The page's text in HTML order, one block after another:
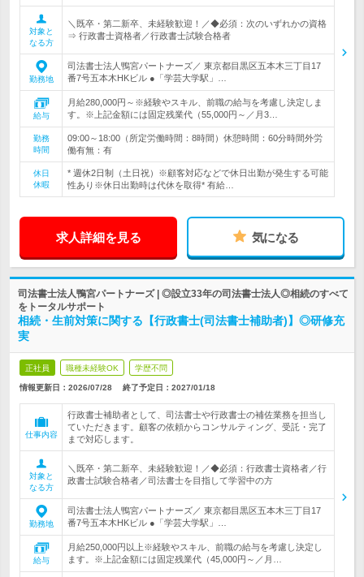
対象と
なる方
＼既卒・第二新卒、未経験歓迎！／◆必須：次のいずれかの資格
⇒ 行政書士資格者／行政書士試験合格者
勤務地
司法書士法人鴨宮パートナーズ／ 東京都目黒区五本木三丁目17
番7号五本木HKビル ●「学芸大学駅」…
給与
月給280,000円～※経験やスキル、前職の給与を考慮し決定しま
す。※上記金額には固定残業代（55,000円～／月3…
勤務
時間
09:00～18:00（所定労働時間：8時間）休憩時間：60分時間外労
働有無：有
休日
休暇
* 週休2日制（土日祝）※顧客対応などで休日出勤が発生する可能
性あり※休日出勤時は代休を取得* 有給…
求人詳細を見る 気になる
司法書士法人鴨宮パートナーズ | ◎設立33年の司法書士法人◎相続のすべて
をトータルサポート
相続・生前対策に関する【行政書士(司法書士補助者)】◎研修充
実
正社員 職種未経験OK 学歴不問
情報更新日：2026/07/28 終了予定日： 2027/01/18
仕事内容
行政書士補助者として、司法書士や行政書士の補佐業務を担当し
ていただきます。顧客の依頼からコンサルティング、受託・完了
まで対応します。
対象と
なる方
＼既卒・第二新卒、未経験歓迎！／◆必須：行政書士資格者／行
政書士試験合格者／司法書士を目指して学習中の方
勤務地
司法書士法人鴨宮パートナーズ／ 東京都目黒区五本木三丁目17
番7号五本木HKビル ●「学芸大学駅」…
給与
月給250,000円以上※経験やスキル、前職の給与を考慮し決定し
ます。※上記金額には固定残業代（45,000円～／月…